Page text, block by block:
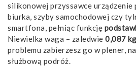
silikonowej przyssawce urządzenie
biurka, szyby samochodowej czy
smartfona, pełniąc funkcję
Niewielka waga – zaledwie 0,087 kg
problemu zabierzesz go w plener,
służbową podróż.